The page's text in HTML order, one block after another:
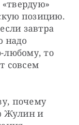
позицию.
завтра
надо
любому, то
совсем
почему
Жулин и